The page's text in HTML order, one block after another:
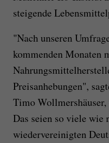
steigende
"Nach unseren
kommenden Monaten
Preisanhebungen",
Timo
Das seien so viele wie
wiedervereinigten